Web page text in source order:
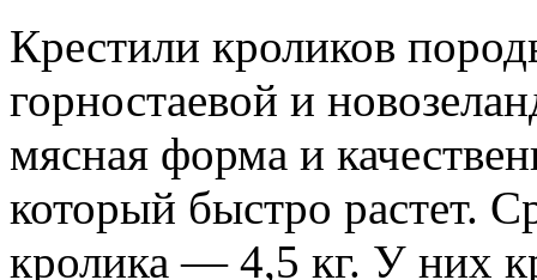
Крестили кроликов
горностаевой и
мясная форма и
который быстро растет.
кролика — 4,5 кг. У них